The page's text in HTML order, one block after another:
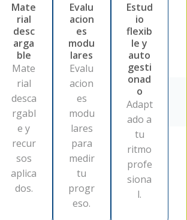
Mate
rial
desc
arga
ble
Mate
rial
desca
rgabl
e y
recur
sos
aplica
dos.
Evalu
acion
es
modu
lares
Evalu
acion
es
modu
lares
para
medir
tu
progr
eso.
Estud
io
flexib
le y
auto
gesti
onad
o
Adapt
ado a
tu
ritmo
profe
siona
l.